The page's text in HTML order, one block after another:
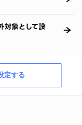
対象として設
定する